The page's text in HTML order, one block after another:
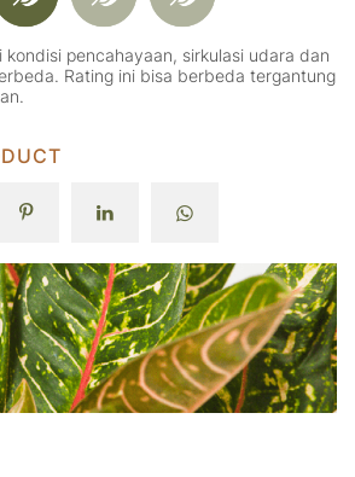
kondisi pencahayaan, sirkulasi udara dan
Rating ini bisa berbeda tergantung